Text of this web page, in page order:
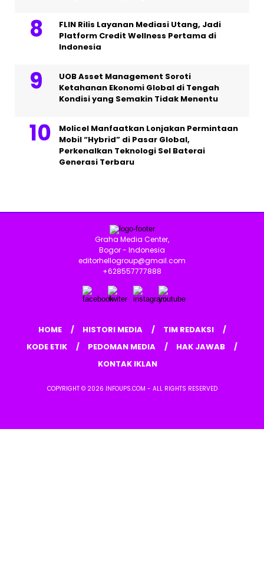
FLIN Rilis Layanan Mediasi Utang, Jadi
Platform Credit Wellness Pertama di
Indonesia
UOB Asset Management Soroti
Ketahanan Ekonomi Global di Tengah
Kondisi yang Semakin Tidak Menentu
Molicel Manfaatkan Lonjakan Permintaan
Mobil “Hybrid” di Pasar Global,
Perkenalkan Teknologi Sel Baterai
Generasi Terbaru
Graha Media Center,
Bogor - Indonesia
editorhellogroup@gmail.com
+628557777888
HOME HISTORI MEDIA
TIM REDAKSI
KODE ETIK
PEDOMAN MEDIA
HAK JAWAB
KONTAK IKLAN
COPYRIGHT © 2026 INFOUPS.COM - ALL RIGHTS RESERVED